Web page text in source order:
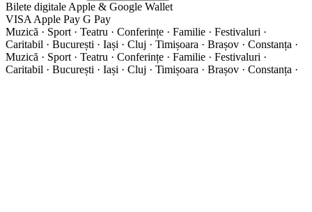
Bilete digitale Apple & Google Wallet
VISA Apple Pay G Pay
Muzică · Sport · Teatru · Conferințe · Familie · Festivaluri ·
Caritabil · București · Iași · Cluj · Timișoara · Brașov · Constanța ·
Muzică · Sport · Teatru · Conferințe · Familie · Festivaluri ·
Caritabil · București · Iași · Cluj · Timișoara · Brașov · Constanța ·